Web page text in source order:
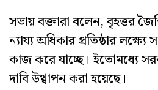
সভায় বক্তারা বলেন, বৃহত্তর
ন্যায্য অধিকার প্রতিষ্ঠার লক্ষ্যে
কাজ করে যাচ্ছে। ইতোমধ্যে
দাবি উথ্বাপন করা হয়েছে।